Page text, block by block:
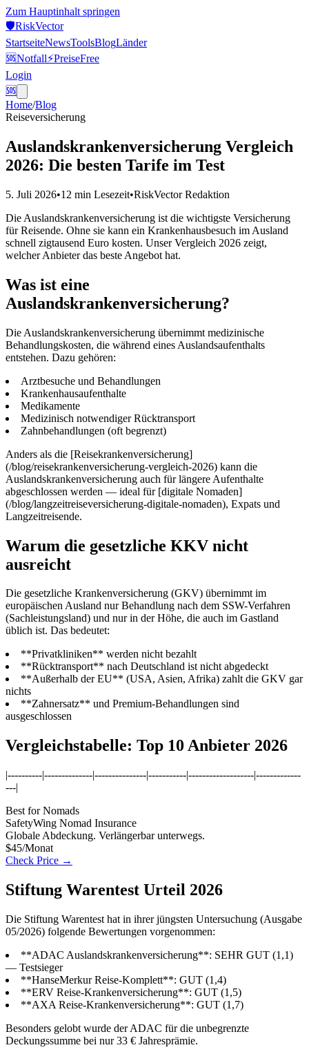
Zum Hauptinhalt springen
🛡️RiskVector
StartseiteNewsToolsBlogLänder
🆘Notfall⚡PreiseFree
Login
🆘
Home/Blog
Reiseversicherung
Auslandskrankenversicherung Vergleich
2026: Die besten Tarife im Test
5. Juli 2026•12 min Lesezeit•RiskVector Redaktion
Die Auslandskrankenversicherung ist die wichtigste Versicherung
für Reisende. Ohne sie kann ein Krankenhausbesuch im Ausland
schnell zigtausend Euro kosten. Unser Vergleich 2026 zeigt,
welcher Anbieter das beste Angebot hat.
Was ist eine
Auslandskrankenversicherung?
Die Auslandskrankenversicherung übernimmt medizinische
Behandlungskosten, die während eines Auslandsaufenthalts
entstehen. Dazu gehören:
Arztbesuche und Behandlungen
Krankenhausaufenthalte
Medikamente
Medizinisch notwendiger Rücktransport
Zahnbehandlungen (oft begrenzt)
Anders als die [Reisekrankenversicherung]
(/blog/reisekrankenversicherung-vergleich-2026) kann die
Auslandskrankenversicherung auch für längere Aufenthalte
abgeschlossen werden — ideal für [digitale Nomaden]
(/blog/langzeitreiseversicherung-digitale-nomaden), Expats und
Langzeitreisende.
Warum die gesetzliche KKV nicht
ausreicht
Die gesetzliche Krankenversicherung (GKV) übernimmt im
europäischen Ausland nur Behandlung nach dem SSW-Verfahren
(Sachleistungsland) und nur in der Höhe, die auch im Gastland
üblich ist. Das bedeutet:
**Privatkliniken** werden nicht bezahlt
**Rücktransport** nach Deutschland ist nicht abgedeckt
**Außerhalb der EU** (USA, Asien, Afrika) zahlt die GKV gar
nichts
**Zahnersatz** und Premium-Behandlungen sind
ausgeschlossen
Vergleichstabelle: Top 10 Anbieter 2026
|----------|--------------|---------------|-----------|-------------------|-------------
---|
Best for Nomads
SafetyWing Nomad Insurance
Globale Abdeckung. Verlängerbar unterwegs.
$45/Monat
Check Price →
Stiftung Warentest Urteil 2026
Die Stiftung Warentest hat in ihrer jüngsten Untersuchung (Ausgabe
05/2026) folgende Bewertungen vorgenommen:
**ADAC Auslandskrankenversicherung**: SEHR GUT (1,1)
— Testsieger
**HanseMerkur Reise-Komplett**: GUT (1,4)
**ERV Reise-Krankenversicherung**: GUT (1,5)
**AXA Reise-Krankenversicherung**: GUT (1,7)
Besonders gelobt wurde der ADAC für die unbegrenzte
Deckungssumme bei nur 33 € Jahresprämie.